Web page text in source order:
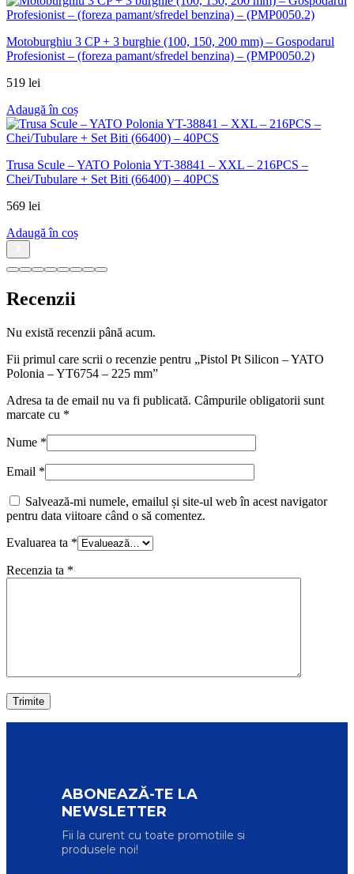
Motoburghiu 3 CP + 3 burghie (100, 150, 200 mm) – Gospodarul
Profesionist – (foreza pamant/sfredel benzina) – (PMP0050.2)
519 lei
Adaugă în coș
Trusa Scule – YATO Polonia YT-38841 – XXL – 216PCS –
Chei/Tubulare + Set Biti (66400) – 40PCS
569 lei
Adaugă în coș
Recenzii
Nu există recenzii până acum.
Fii primul care scrii o recenzie pentru „Pistol Pt Silicon – YATO
Polonia – YT6754 – 225 mm”
Adresa ta de email nu va fi publicată. Câmpurile obligatorii sunt
marcate cu *
Nume *
Email *
Salvează-mi numele, emailul și site-ul web în acest navigator
pentru data viitoare când o să comentez.
Evaluarea ta *
Recenzia ta *
ABONEAZĂ-TE LA
NEWSLETTER
Fii la curent cu toate promotiile si
produsele noi!